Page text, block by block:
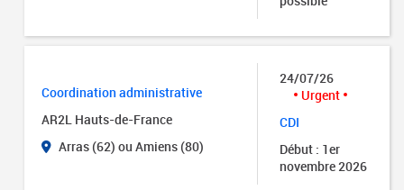
Coordination administrative
AR2L Hauts-de-France
Arras (62) ou Amiens (80)
24/07/26
Urgent
CDI
Début : 1er
novembre 2026